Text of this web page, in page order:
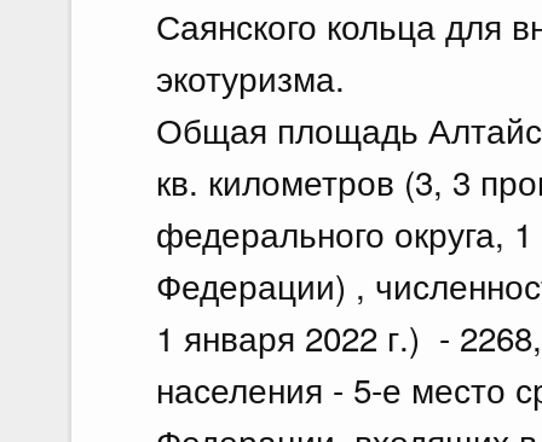
Саянского кольца для
экотуризма.
Общая площадь
кв. километров (3, 3
федерального округа,
Федерации) ,
1 января 2022 г.) -
населения - 5-е место